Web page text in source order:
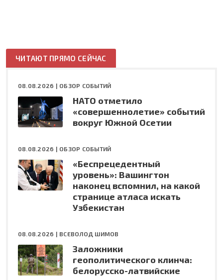
ЧИТАЮТ ПРЯМО СЕЙЧАС
08.08.2026 | ОБЗОР СОБЫТИЙ
НАТО отметило
«совершеннолетие» событий
вокруг Южной Осетии
08.08.2026 | ОБЗОР СОБЫТИЙ
«Беспрецедентный
уровень»: Вашингтон
наконец вспомнил, на какой
странице атласа искать
Узбекистан
08.08.2026 | ВСЕВОЛОД ШИМОВ
Заложники
геополитического клинча:
белорусско-латвийские